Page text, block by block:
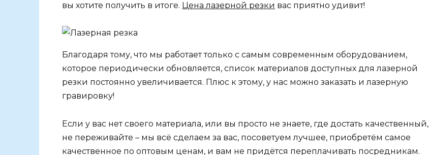
вы хотите получить в итоге. Цена лазерной резки вас приятно удивит!
Благодаря тому, что мы работает только с самым современным оборудованием,
которое периодически обновляется, список материалов доступных для лазерной
резки постоянно увеличивается. Плюс к этому, у нас можно заказать и лазерную
гравировку!
Если у вас нет своего материала, или вы просто не знаете, где достать качественный,
не переживайте – мы всё сделаем за вас, посоветуем лучшее, приобретём самое
качественное по оптовым ценам, и вам не придётся переплачивать посредникам.